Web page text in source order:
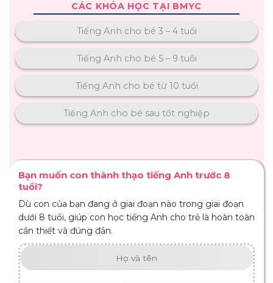
CÁC KHÓA HỌC TẠI BMYC
Tiếng Anh cho bé 3 – 4 tuổi
Tiếng Anh cho bé 5 – 9 tuổi
Tiếng Anh cho bé từ 10 tuổi
Tiếng Anh cho bé sau tốt nghiệp
Bạn muốn con thành thạo tiếng Anh trước 8
tuổi?
Dù con của bạn đang ở giai đoạn nào trong giai đoạn
dưới 8 tuổi, giúp con học tiếng Anh cho trẻ là hoàn toàn
cần thiết và đúng đắn.